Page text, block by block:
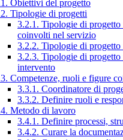
Obiettivi del progetto
Tipologie di progetti
3.2.1. Tipologie di progetto
coinvolti nel servizio
3.2.2. Tipologie di progetto
3.2.3. Tipologie di progetto
intervento
Competenze, ruoli e figure
3.3.1. Coordinatore di
3.3.2. Definire ruoli e
Metodo di lavoro
3.4.1. Definire processi,
3.4.2. Curare la